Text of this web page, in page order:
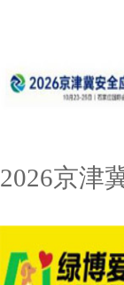
2026京津